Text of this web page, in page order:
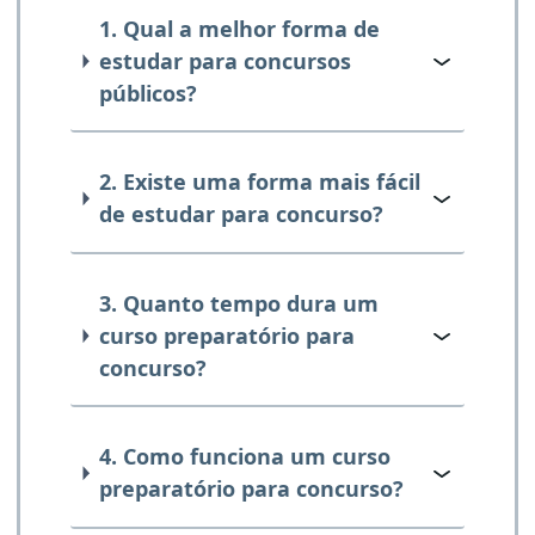
1. Qual a melhor forma de
estudar para concursos
públicos?
2. Existe uma forma mais fácil
de estudar para concurso?
3. Quanto tempo dura um
curso preparatório para
concurso?
4. Como funciona um curso
preparatório para concurso?